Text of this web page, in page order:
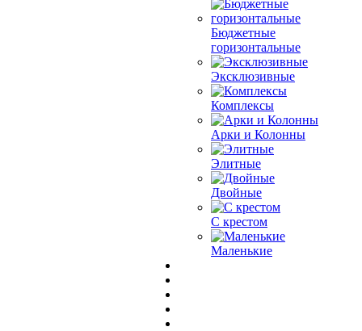
Бюджетные
горизонтальные
Эксклюзивные
Комплексы
Арки и Колонны
Элитные
Двойные
С крестом
Маленькие